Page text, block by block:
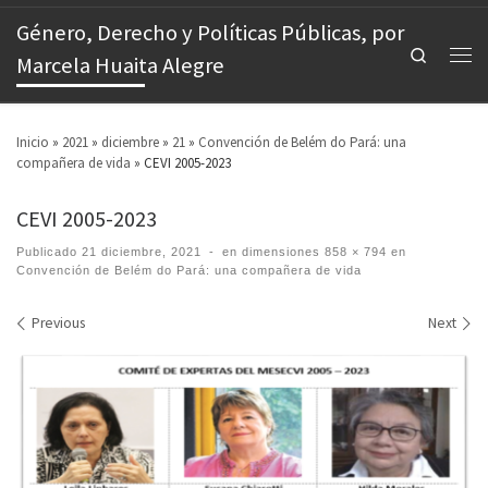
Género, Derecho y Políticas Públicas, por
Marcela Huaita Alegre
Search
Inicio » 2021 » diciembre » 21 » Convención de Belém do Pará: una
compañera de vida » CEVI 2005-2023
CEVI 2005-2023
Publicado 21 diciembre, 2021 - en dimensiones 858 × 794 en
Convención de Belém do Pará: una compañera de vida
Images navigation
Previous Next